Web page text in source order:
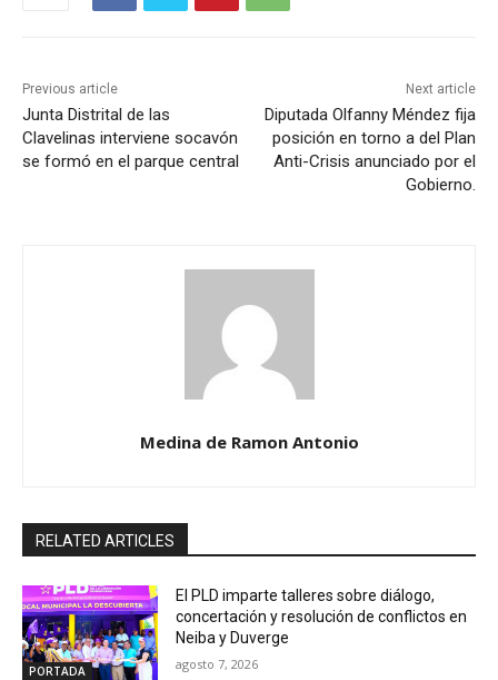
Previous article
Junta Distrital de las
Clavelinas interviene socavón
se formó en el parque central
Next article
Diputada Olfanny Méndez fija
posición en torno a del Plan
Anti-Crisis anunciado por el
Gobierno.
Medina de Ramon Antonio
RELATED ARTICLES
PORTADA
El PLD imparte talleres sobre diálogo,
concertación y resolución de conflictos en
Neiba y Duverge
agosto 7, 2026